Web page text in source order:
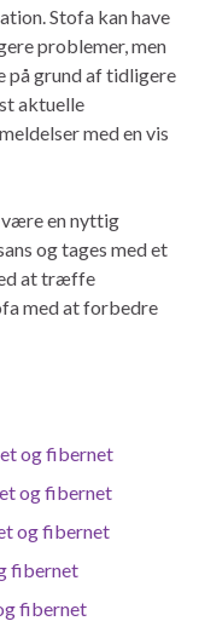
Stofa kan have
problemer, men
på grund af tidligere
aktuelle
med en vis
være en nyttig
og tages med et
at træffe
med at forbedre
og fibernet
og fibernet
og fibernet
fibernet
fibernet